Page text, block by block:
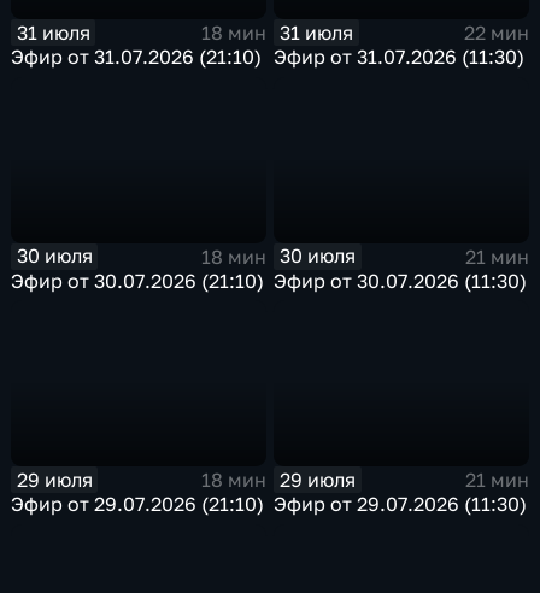
31 июля
18 мин
Эфир от 31.07.2026 (21:10)
31 июля
22 мин
Эфир от 31.07.2026 (11:30)
30 июля
18 мин
Эфир от 30.07.2026 (21:10)
30 июля
21 мин
Эфир от 30.07.2026 (11:30)
29 июля
18 мин
Эфир от 29.07.2026 (21:10)
29 июля
21 мин
Эфир от 29.07.2026 (11:30)